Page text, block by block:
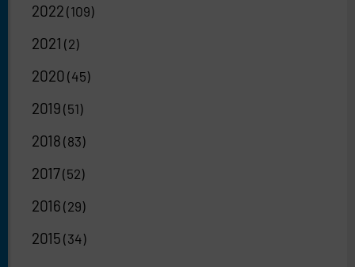
2022 (109)
2021 (2)
2020 (45)
2019 (51)
2018 (83)
2017(52)
2016 (29)
2015 (34)